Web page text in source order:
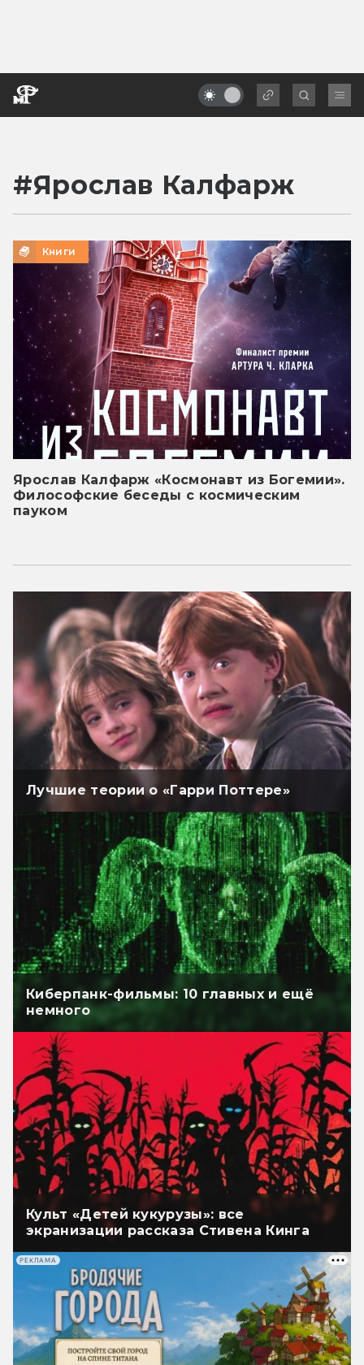
#Ярослав Калфарж
Книги
Ярослав Калфарж «Космонавт из Богемии».
Философские беседы с космическим
пауком
Лучшие теории о «Гарри Поттере»
Киберпанк-фильмы: 10 главных и ещё
немного
Культ «Детей кукурузы»: все
экранизации рассказа Стивена Кинга
РЕКЛАМА